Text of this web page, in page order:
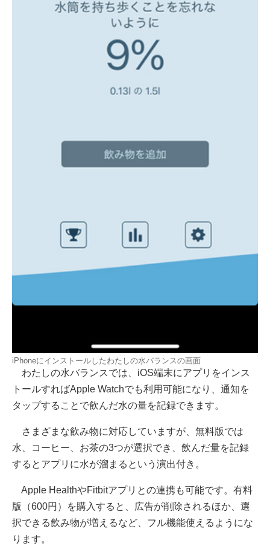
iPhoneにインストールしたわたしの水バランスの画面
わたしの水バランスでは、iOS端末にアプリをインス
トールすればApple Watchでも利用可能になり、通知を
タップすることで飲んだ水の量を記録できます。
さまざまな飲み物に対応していますが、無料版では
水、コーヒー、お茶の3つが選択でき、飲んだ量を記録
するとアプリに水が溜まるという演出付き。
Apple HealthやFitbitアプリとの連携も可能です。有料
版（600円）を購入すると、広告が削除されるほか、選
択できる飲み物が増えるなど、フル機能使えるようにな
ります。